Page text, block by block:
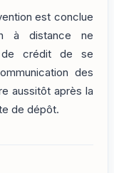
est conclue
à distance ne
de crédit de se
des
aussitôt après la
de dépôt.